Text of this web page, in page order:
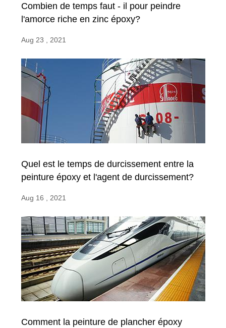
Combien de temps faut - il pour peindre
l'amorce riche en zinc époxy?
Aug 23 , 2021
Quel est le temps de durcissement entre la
peinture époxy et l'agent de durcissement?
Aug 16 , 2021
Comment la peinture de plancher époxy